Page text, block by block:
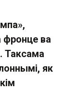
фронце ва
Таксама
як